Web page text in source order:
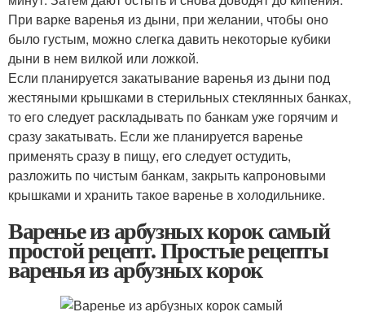
При варке варенья из дыни, при желании, чтобы оно
было густым, можно слегка давить некоторые кубики
дыни в нем вилкой или ложкой.
Если планируется закатывание варенья из дыни под
жестяными крышками в стерильных стеклянных банках,
то его следует раскладывать по банкам уже горячим и
сразу закатывать. Если же планируется варенье
применять сразу в пищу, его следует остудить,
разложить по чистым банкам, закрыть капроновыми
крышками и хранить такое варенье в холодильнике.
Варенье из арбузных корок самый
простой рецепт. Простые рецепты
варенья из арбузных корок